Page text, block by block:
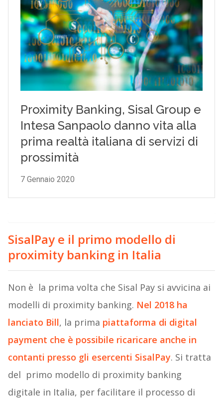
SisalPay e il primo modello di
proximity banking in Italia
Non è la prima volta che Sisal Pay si avvicina ai
modelli di proximity banking. Nel 2018 ha
lanciato Bill, la prima piattaforma di digital
payment che è possibile ricaricare anche in
contanti presso gli esercenti SisalPay. Si tratta
del primo modello di proximity banking
digitale in Italia, per facilitare il processo di